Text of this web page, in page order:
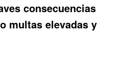
consecuencias
multas elevadas y